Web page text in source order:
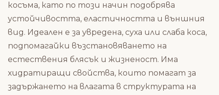
косъма, като по този начин подобрява
устойчивостта, еластичността и външния
вид. Идеален е за увредена, суха или слаба коса,
подпомагайки възстановяването на
естествения блясък и жизненост. Има
хидратиращи свойства, които помагат за
задържането на влагата в структурата на